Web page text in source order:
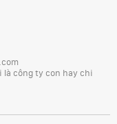
là công ty con hay chi